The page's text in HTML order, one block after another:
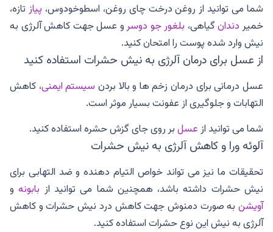
شما می توانید از روغن درخت چای روغن، اسطوخودوس، پیاز تازه،
خمیر دندانگیاهی، بلغور جو دوسرو عسل جهت کاهش آلرژی به
نیش وارد شده پوست را امتحان کنید.
از عسل برای درمان آلرژی به نیش حشرات استفاده کنید
عسل درمانی برای درمان زخم ها و بالا بردن سیستم ایمنی، کاهش
التهابات و جلوگیری از عفونت بسیار موثر است.
شما می توانید از عسلبر روی جای گزش حشره استفاده کنید.
آلوئه ورا و کاهش آلرژی به نیش حشرات
تحقیقات ما نیز می تواند خواص التیام دهنده و ضد التهابی برای
نیش حشرات داشته باشد، همچنین شما می توانید از بابونهو
آویشن به صورت دمنوش جهت کاهش درد نیش حشرات و کاهش
آلرژی به نیش این نوع حشرات استفاده کنید.